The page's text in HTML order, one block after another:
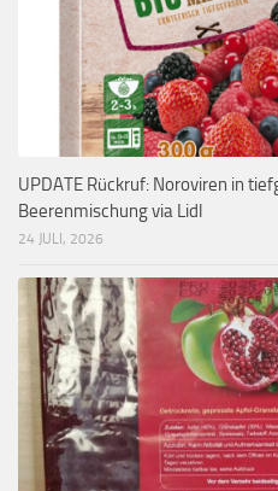
UPDATE Rückruf: Noroviren in
Beerenmischung via Lidl
24 JULI, 2026